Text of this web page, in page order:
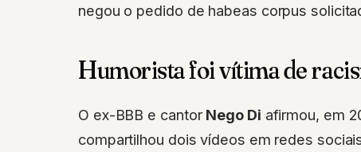
negou o pedido de habeas corpus
Humorista foi vítima de
O ex-BBB e cantor Nego Di afirmou, em
compartilhou dois vídeos em redes